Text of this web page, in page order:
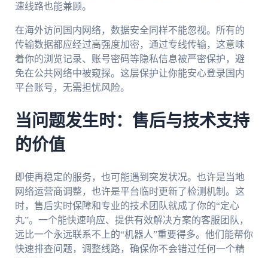
速线路也能兼顾。
在海外访问国内网络，数据安全同样不能忽视。所有的
传输数据都应经过高强度加密，通过专线传输，这意味
着你的浏览记录、账号密码等隐私信息被严密保护，避
免在公共网络中被窥探。这层保护让你能安心登录国内
平台账号，无需担忧风险。
当问题发生时：售后与技术支持
的价值
即使再稳定的服务，也可能遇到突发状况。也许是当地
网络运营商调整，也许是平台临时更新了检测机制。这
时，售后实时保障和专业的技术团队就成了你的“定心
丸”。一个能快速响应、提供有效解决方案的客服团队，
远比一个永远联系不上的“机器人”重要得多。他们能帮你
快速排查问题，调整线路，确保你不会错过任何一个精